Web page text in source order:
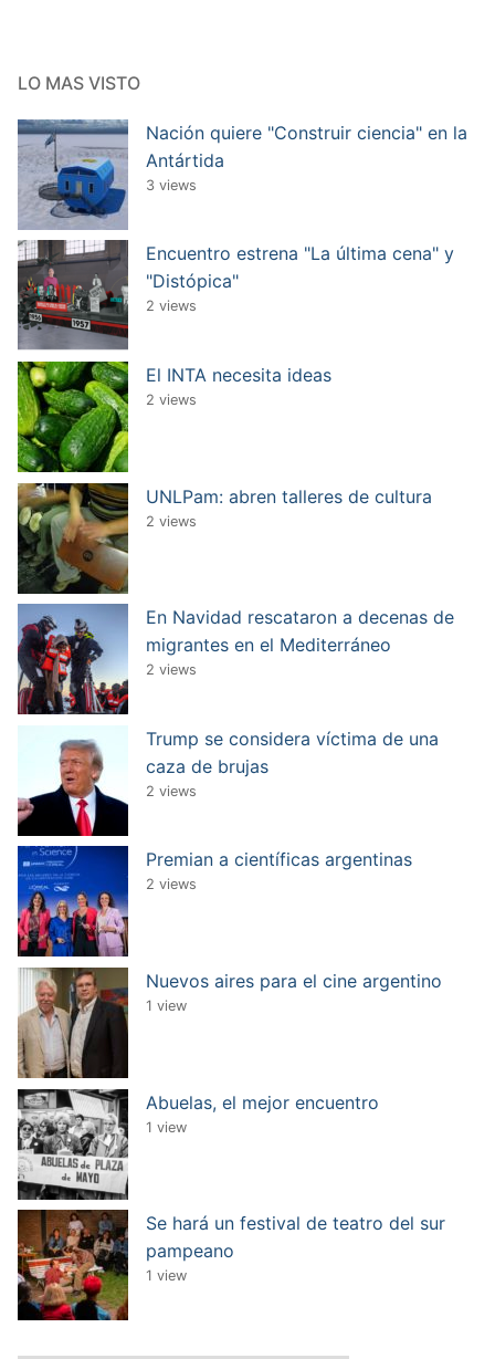
LO MAS VISTO
Nación quiere "Construir ciencia" en la
Antártida
3 views
Encuentro estrena "La última cena" y
"Distópica"
2 views
El INTA necesita ideas
2 views
UNLPam: abren talleres de cultura
2 views
En Navidad rescataron a decenas de
migrantes en el Mediterráneo
2 views
Trump se considera víctima de una
caza de brujas
2 views
Premian a científicas argentinas
2 views
Nuevos aires para el cine argentino
1 view
Abuelas, el mejor encuentro
1 view
Se hará un festival de teatro del sur
pampeano
1 view